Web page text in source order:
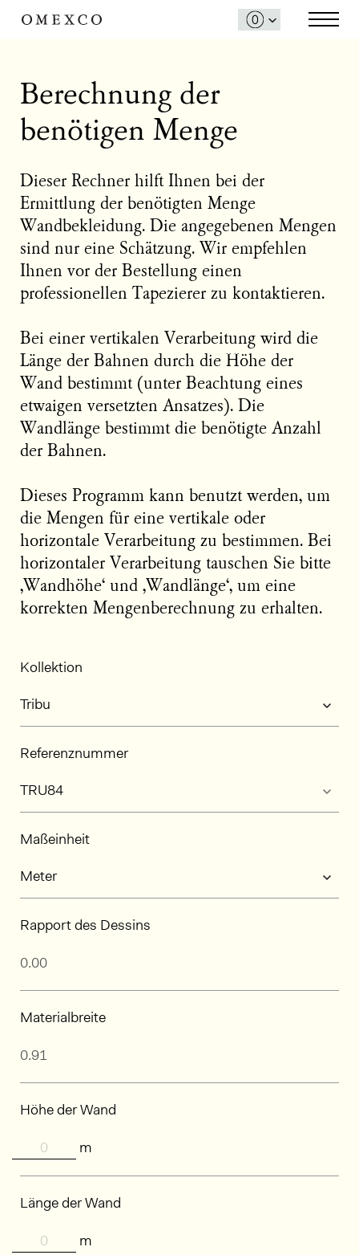
Berechnung der
benötigen Menge
Dieser Rechner hilft Ihnen bei der
Ermittlung der benötigten Menge
Wandbekleidung. Die angegebenen Mengen
sind nur eine Schätzung. Wir empfehlen
Ihnen vor der Bestellung einen
professionellen Tapezierer zu kontaktieren.
Bei einer vertikalen Verarbeitung wird die
Länge der Bahnen durch die Höhe der
Wand bestimmt (unter Beachtung eines
etwaigen versetzten Ansatzes). Die
Wandlänge bestimmt die benötigte Anzahl
der Bahnen.
Dieses Programm kann benutzt werden, um
die Mengen für eine vertikale oder
horizontale Verarbeitung zu bestimmen. Bei
horizontaler Verarbeitung tauschen Sie bitte
‚Wandhöhe‘ und ‚Wandlänge‘, um eine
korrekten Mengenberechnung zu erhalten.
Kollektion
Referenznummer
Maßeinheit
Rapport des Dessins
Materialbreite
Höhe der Wand
m
Länge der Wand
m